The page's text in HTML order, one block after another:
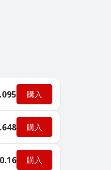
購入
購入
購入